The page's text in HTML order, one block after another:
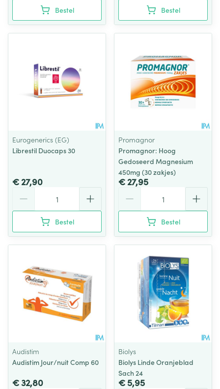
Bestel Bestel
Eurogenerics (EG)
Librestil Duocaps 30
€ 27,90
Bestel
Promagnor
Promagnor: Hoog
Gedoseerd Magnesium
450mg (30 zakjes)
€ 27,95
Bestel
Audistim
Audistim Jour/nuit Comp 60
€ 32,80
Biolys
Biolys Linde Oranjeblad
Sach 24
€ 5,95